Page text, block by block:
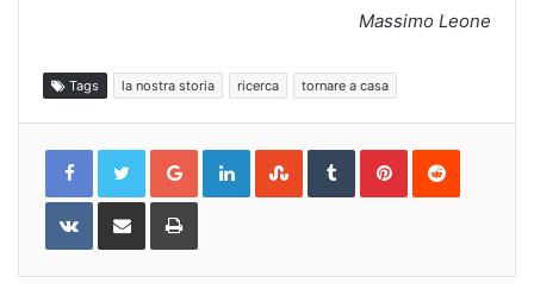
Massimo Leone
Tags la nostra storia ricerca tornare a casa
Google+LinkedInStumbleUpon
TumblrPinterestReddit
VKontakteShare
Email
Print